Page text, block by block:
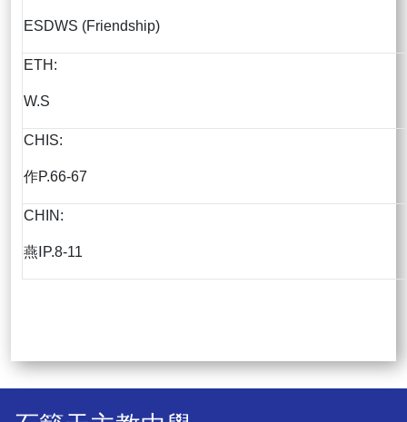
ESDWS (Friendship)
ETH:
W.S
CHIS:
作P.66-67
CHIN:
燕ⅠP.8-11